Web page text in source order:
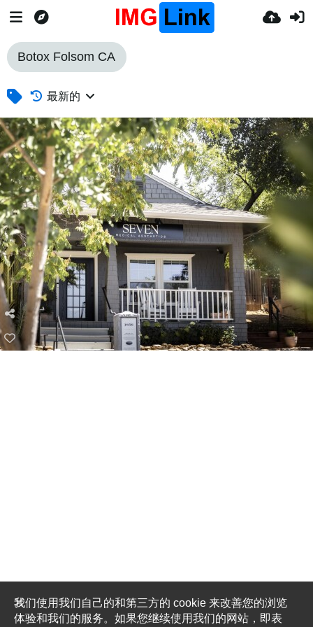
Botox Folsom CA
最新的
我们使用我们自己的和第三方的 cookie 来改善您的浏览
体验和我们的服务。如果您继续使用我们的网站，即表